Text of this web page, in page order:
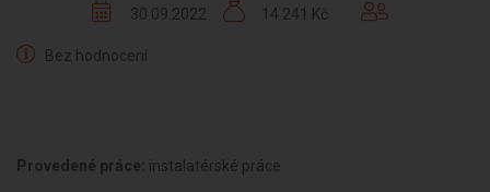
30.09.2022 14 241 Kč
Bez hodnocení
Provedené práce: instalatérské práce